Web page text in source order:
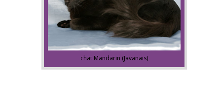
chat Mandarin (Javanais)